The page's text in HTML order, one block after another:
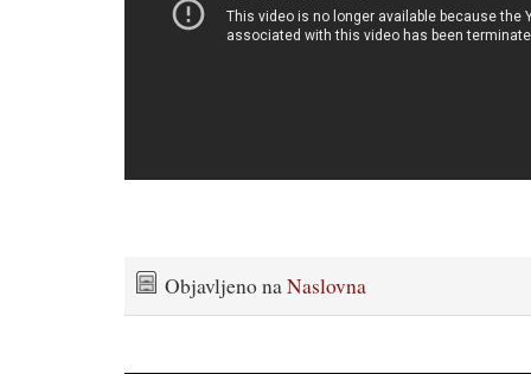
Objavljeno naNaslovna